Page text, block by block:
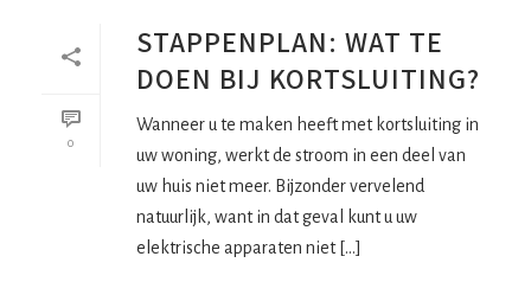
0
STAPPENPLAN: WAT TE
DOEN BIJ KORTSLUITING?
Wanneer u te maken heeft met kortsluiting in
uw woning, werkt de stroom in een deel van
uw huis niet meer. Bijzonder vervelend
natuurlijk, want in dat geval kunt u uw
elektrische apparaten niet [...]